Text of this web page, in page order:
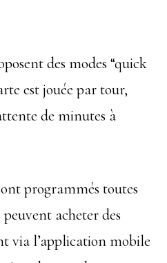
des modes “quick
est jouée par tour,
de minutes à
programmés toutes
peuvent acheter des
via l’application mobile